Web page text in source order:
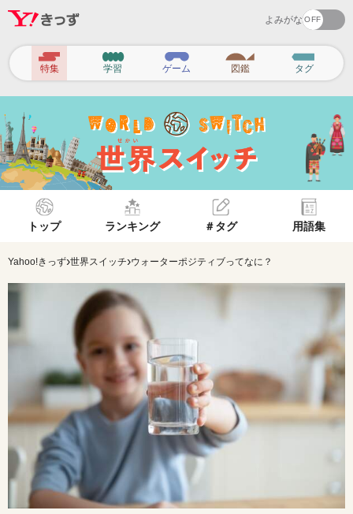
よみがな
ヘ
ッ
ー
ナ
ビ
シ
ョ
特集 学習 ゲーム 図鑑 タグ
トップ ランキング ＃タグ 用語集
Yahoo!きっず›世界スイッチ›ウォーターポジティブってなに？